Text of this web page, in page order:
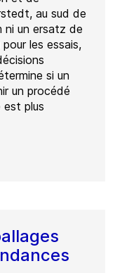
au sud de
ni un ersatz de
les essais,
si un
un procédé
plus